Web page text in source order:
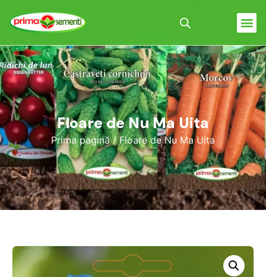
Floare de Nu Ma Uita
Prima pagină/ Floare de Nu Ma Uita